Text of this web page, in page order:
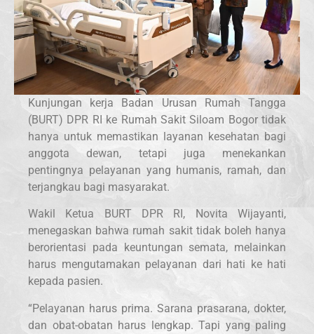
Kunjungan kerja Badan Urusan Rumah Tangga
(BURT) DPR RI ke Rumah Sakit Siloam Bogor tidak
hanya untuk memastikan layanan kesehatan bagi
anggota dewan, tetapi juga menekankan
pentingnya pelayanan yang humanis, ramah, dan
terjangkau bagi masyarakat.
Wakil Ketua BURT DPR RI, Novita Wijayanti,
menegaskan bahwa rumah sakit tidak boleh hanya
berorientasi pada keuntungan semata, melainkan
harus mengutamakan pelayanan dari hati ke hati
kepada pasien.
“Pelayanan harus prima. Sarana prasarana, dokter,
dan obat-obatan harus lengkap. Tapi yang paling